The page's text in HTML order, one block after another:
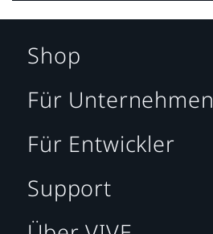
Shop
Für Unternehmen
Für Entwickler
Support